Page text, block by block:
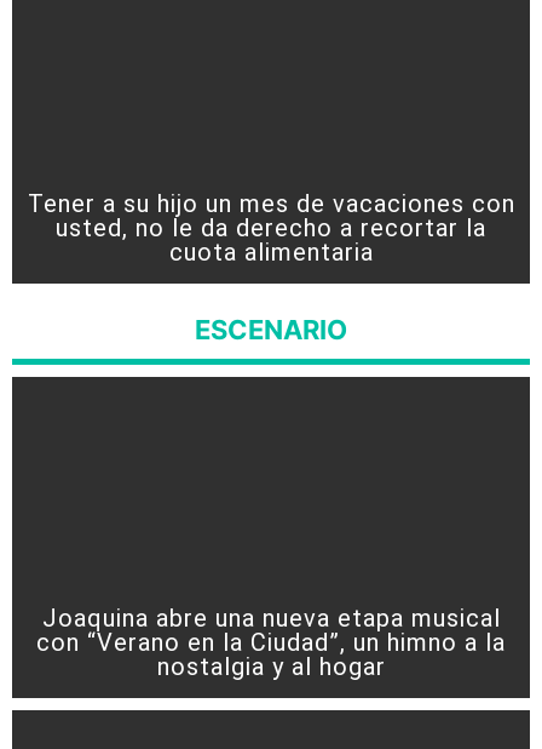
Tener a su hijo un mes de vacaciones con
usted, no le da derecho a recortar la
cuota alimentaria
ESCENARIO
Joaquina abre una nueva etapa musical
con “Verano en la Ciudad”, un himno a la
nostalgia y al hogar